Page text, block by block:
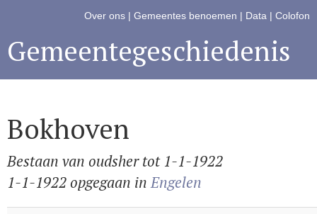
Over ons | Gemeentes benoemen | Data | Colofon
Gemeentegeschiedenis
Bokhoven
Bestaan van oudsher tot 1-1-1922
1-1-1922 opgegaan inEngelen